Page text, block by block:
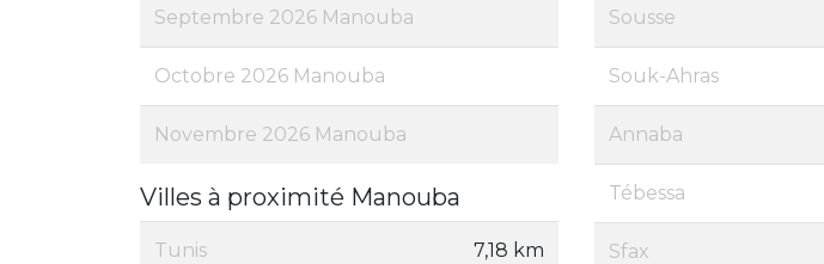
Septembre 2026 Manouba
Octobre 2026 Manouba
Novembre 2026 Manouba
Villes à proximité Manouba
Tunis 7,18 km
Sousse
Souk-Ahras
Annaba
Tébessa
Sfax